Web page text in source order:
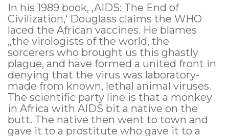
In his 1989 book, ‚AIDS: The End of
Civilization,‘ Douglass claims the WHO
laced the African vaccines. He blames
„the virologists of the world, the
sorcerers who brought us this ghastly
plague, and have formed a united front in
denying that the virus was laboratory-
made from known, lethal animal viruses.
The scientific party line is that a monkey
in Africa with AIDS bit a native on the
butt. The native then went to town and
gave it to a prostitute who gave it to a